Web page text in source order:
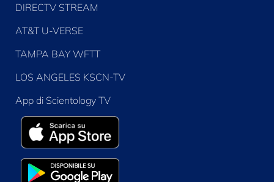
DIRECTV STREAM
AT&T U-VERSE
TAMPA BAY WFTT
LOS ANGELES KSCN-TV
App di Scientology TV